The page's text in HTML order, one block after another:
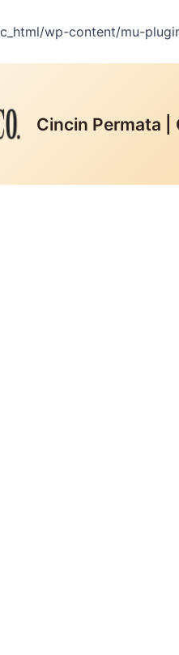
wp-content/mu-
Cincin Permata |